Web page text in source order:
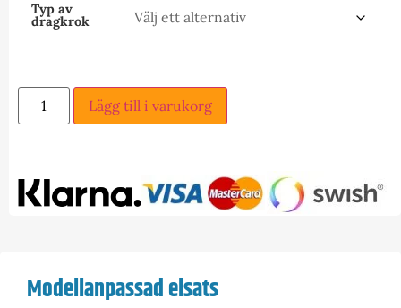
Typ av
dragkrok
Lägg till i varukorg
Modellanpassad elsats